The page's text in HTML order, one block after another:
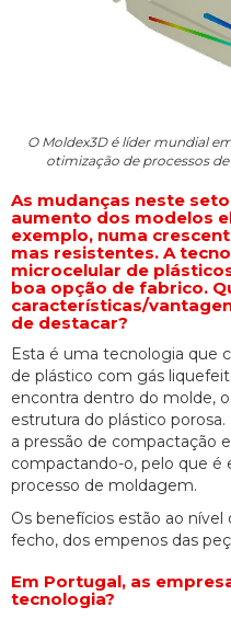
O Moldex3D é líder mundial
otimização de processos
As mudanças neste
aumento dos modelos
exemplo, numa
mas resistentes. A
microcelular de
boa opção de fabrico.
características/
de destacar?
Esta é uma tecnologia que
de plástico com gás
encontra dentro do molde,
estrutura do plástico
a pressão de compactação
compactando-o, pelo que é
processo de moldagem.
Os benefícios estão ao
fecho, dos empenos das
Em Portugal, as
tecnologia?